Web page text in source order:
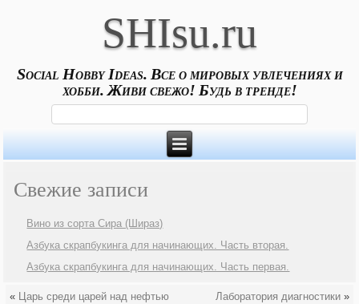
SHIsu.ru
Social Hobby Ideas. Все о мировых увлечениях и
хобби. Живи свежо! Будь в тренде!
Свежие записи
Вино из сорта Сира (Шираз)
Азбука скрапбукинга для начинающих. Часть вторая.
Азбука скрапбукинга для начинающих. Часть первая.
« Царь среди царей над нефтью Лаборатория диагностики»